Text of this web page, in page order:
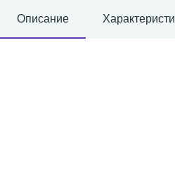
Описание